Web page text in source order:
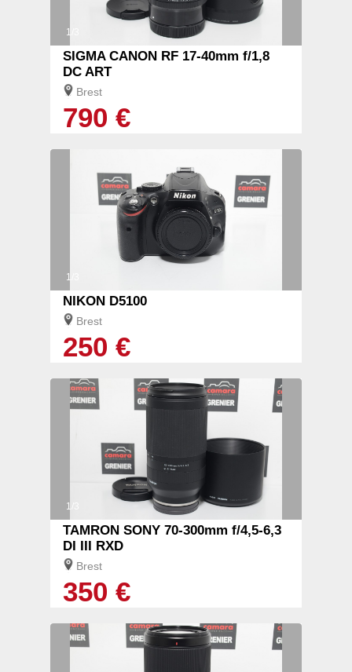
1/3
SIGMA CANON RF 17-40mm f/1,8
DC ART
Brest
790 €
1/3
NIKON D5100
Brest
250 €
1/3
TAMRON SONY 70-300mm f/4,5-6,3
DI III RXD
Brest
350 €